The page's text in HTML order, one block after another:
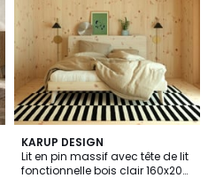
KARUP DESIGN
Lit en pin massif avec tête de lit
fonctionnelle bois clair 160x200
1
/
5
2
Couleurs